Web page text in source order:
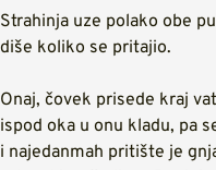
Strahinja uze polako obe
diše koliko se pritajio.
Onaj, čovek prisede kraj
ispod oka u onu kladu, pa
i najedanmah pritište je